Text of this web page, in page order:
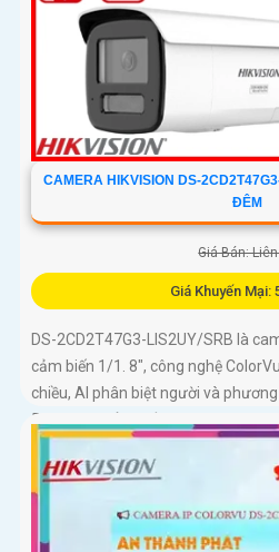
CAMERA HIKVISION DS-
ĐÊM
Giá Bán:
Giá Khuyến Mại:
DS-2CD2T47G3-LIS2UY/SRB là
cảm biến 1/1. 8", công nghệ
chiều, AI phân biệt người và
512GB, chuẩn chống nước IP67,